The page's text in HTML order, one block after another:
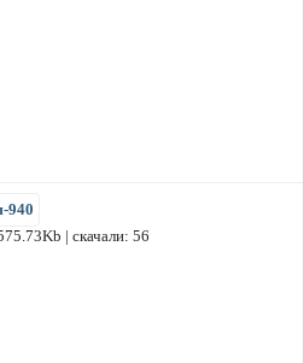
940
| скачали: 56